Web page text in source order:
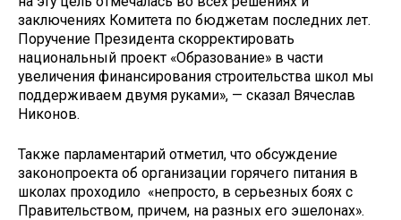
заключениях Комитета по бюджетам последних лет.
Поручение Президента скорректировать
национальный проект «Образование» в части
увеличения финансирования строительства школ мы
поддерживаем двумя руками», — сказал Вячеслав
Никонов.
Также парламентарий отметил, что обсуждение
законопроекта об организации горячего питания в
школах проходило «непросто, в серьезных боях с
Правительством, причем, на разных его эшелонах».